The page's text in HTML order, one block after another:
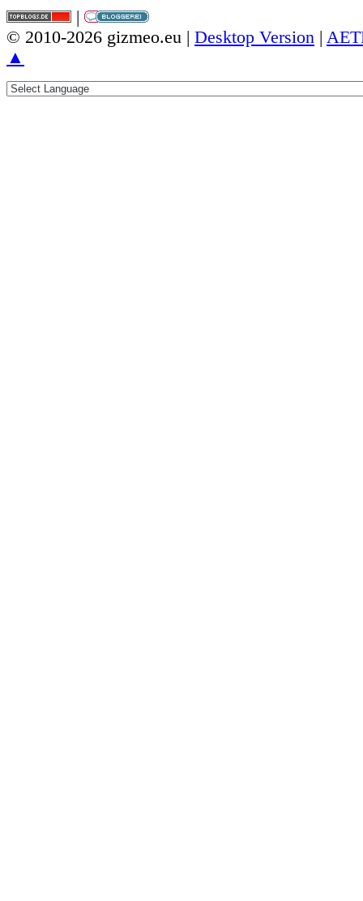
|
© 2010-2026 gizmeo.eu | Desktop Version |
▲